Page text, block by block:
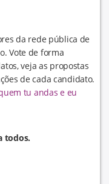
da rede pública de
Vote de forma
veja as propostas
de cada candidato.
tu andas e eu
todos.